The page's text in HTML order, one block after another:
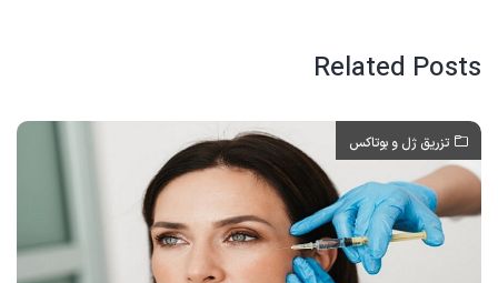
Related Posts
تزریق ژل و بوتاکس